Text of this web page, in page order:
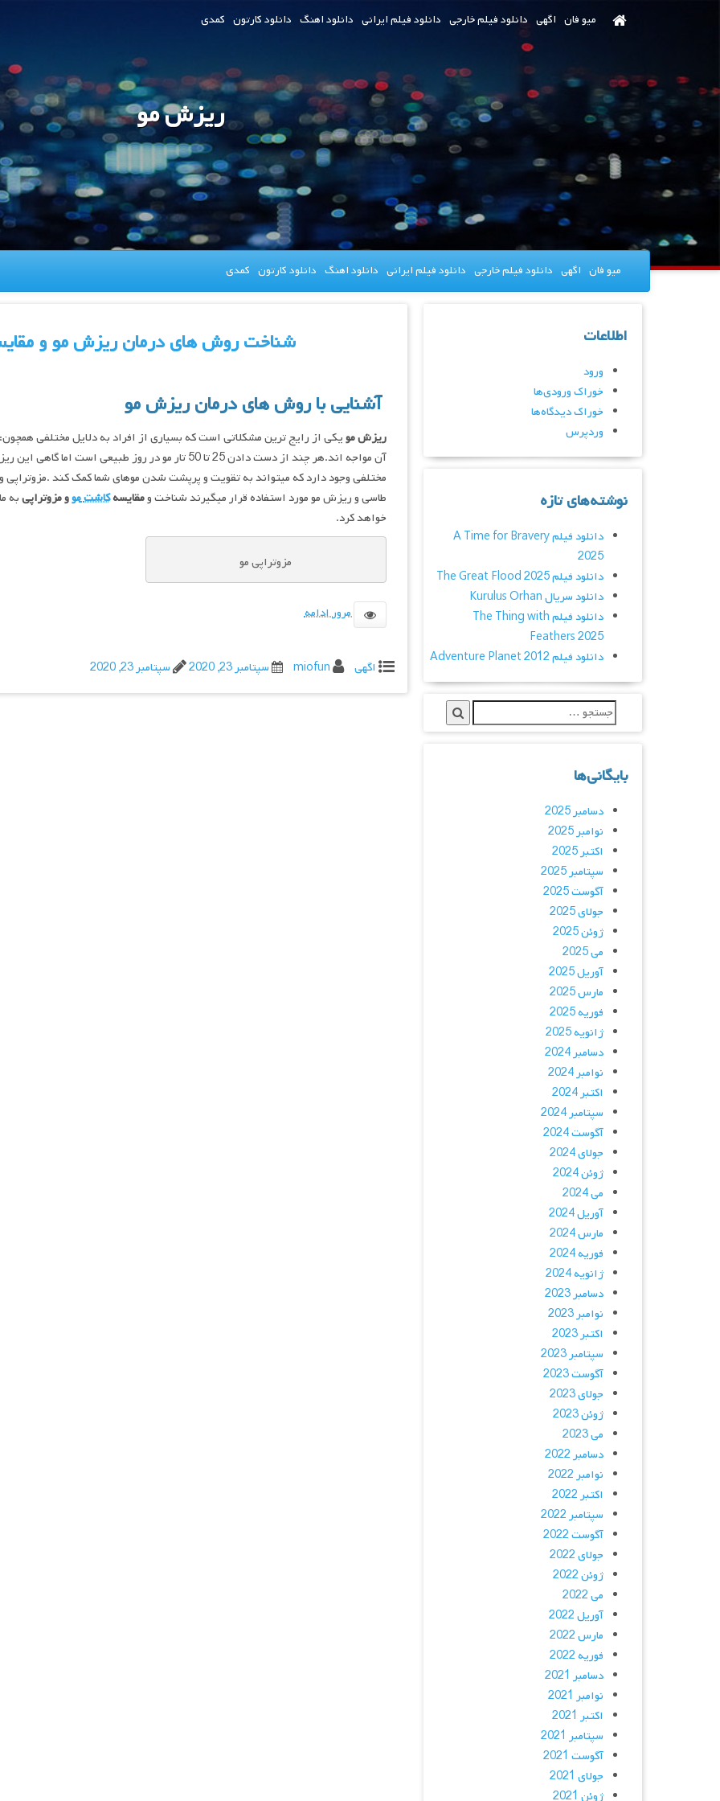
میو فان اگهی دانلود فیلم خارجی دانلود فیلم ایرانی دانلود اهنگ دانلود کارتون کمدی
ریزش مو
میو فان اگهی دانلود فیلم خارجی دانلود فیلم ایرانی دانلود اهنگ دانلود کارتون کمدی
شناخت روش های درمان ریزش مو و
آشنایی با روش های درمان ریزش مو
ریزشمویکی از رایج ترین مشکلاتی است که بسیاری از افراد به دلایل مختلفی
آن مواجه اند.هر چند از دست دادن 25 تا 50 تار مو در
مختلفی وجود دارد که میتواند به تقویت و پرپشت شدن موهای شما کمک کند
طاسی و ریزش مو مورد استفاده قرار میگیرند شناخت ومقایسهکاشتموومزوتراپیبه
خواهد کرد.
مزوتراپی مو
مرور ادامه
اگهی miofun سپتامبر 23, 2020 سپتامبر 23, 2020
اطلاعات
ورود
خوراک ورودی‌ها
خوراک دیدگاه‌ها
وردپرس
نوشته‌های تازه
دانلود فیلم A Time for Bravery
2025
دانلود فیلم The Great Flood 2025
دانلود سریال Kurulus Orhan
دانلود فیلم The Thing with
Feathers 2025
دانلود فیلم Adventure Planet 2012
بایگانی‌ها
دسامبر 2025
نوامبر 2025
اکتبر 2025
سپتامبر 2025
آگوست 2025
جولای 2025
ژوئن 2025
می 2025
آوریل 2025
مارس 2025
فوریه 2025
ژانویه 2025
دسامبر 2024
نوامبر 2024
اکتبر 2024
سپتامبر 2024
آگوست 2024
جولای 2024
ژوئن 2024
می 2024
آوریل 2024
مارس 2024
فوریه 2024
ژانویه 2024
دسامبر 2023
نوامبر 2023
اکتبر 2023
سپتامبر 2023
آگوست 2023
جولای 2023
ژوئن 2023
می 2023
دسامبر 2022
نوامبر 2022
اکتبر 2022
سپتامبر 2022
آگوست 2022
جولای 2022
ژوئن 2022
می 2022
آوریل 2022
مارس 2022
فوریه 2022
دسامبر 2021
نوامبر 2021
اکتبر 2021
سپتامبر 2021
آگوست 2021
جولای 2021
ژوئن 2021